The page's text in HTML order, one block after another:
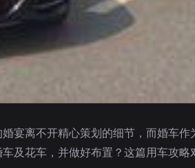
宴离不开精心策划的细节，而婚车
及花车，并做好布置？这篇用车攻略